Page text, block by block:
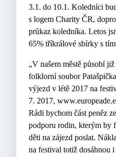
3.1. do 10.1. Koledníci
s logem Charity ČR,
průkaz koledníka. Letos
65% tříkrálové sbírky s
„V našem městě působí
folklorní soubor
výjezd v létě 2017 na
7. 2017,
Rádi bychom část peněz
podporu rodin, kterým by
děti na zájezd poslat.
na festival totiž dosáhnou i